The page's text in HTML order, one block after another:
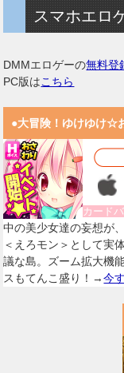
スマホエ
DMMエロゲーの無料登
PC版はこちら
●大冒険！ゆけゆけ☆
カード
中の美少女達の妄想が
＜えろモン＞として実
議な島。ズーム拡大機
スもてんこ盛り！→今